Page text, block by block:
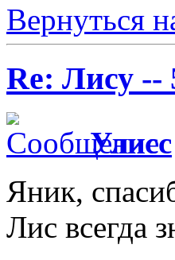
Вернуться
Re: Лису --
Улисс
Яник,
Лис всегда